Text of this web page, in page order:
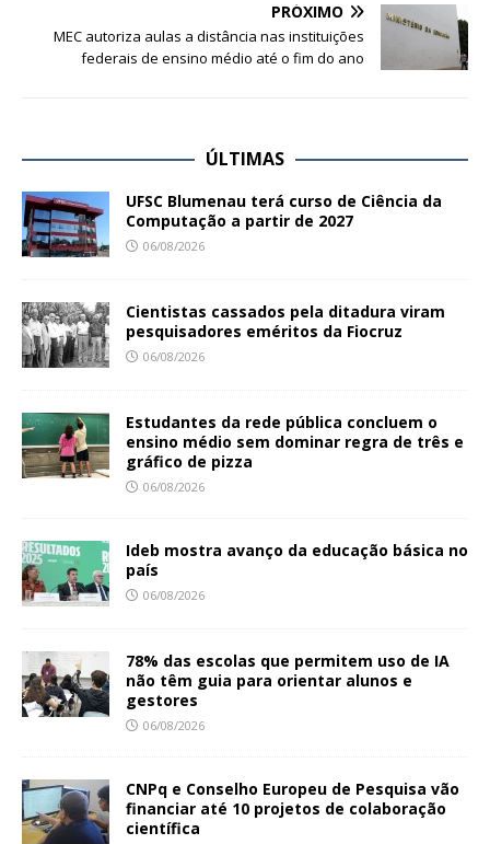
PRÓXIMO
MEC autoriza aulas a distância nas instituições
federais de ensino médio até o fim do ano
ÚLTIMAS
UFSC Blumenau terá curso de Ciência da
Computação a partir de 2027
06/08/2026
Cientistas cassados pela ditadura viram
pesquisadores eméritos da Fiocruz
06/08/2026
Estudantes da rede pública concluem o
ensino médio sem dominar regra de três e
gráfico de pizza
06/08/2026
Ideb mostra avanço da educação básica no
país
06/08/2026
78% das escolas que permitem uso de IA
não têm guia para orientar alunos e
gestores
06/08/2026
CNPq e Conselho Europeu de Pesquisa vão
financiar até 10 projetos de colaboração
científica